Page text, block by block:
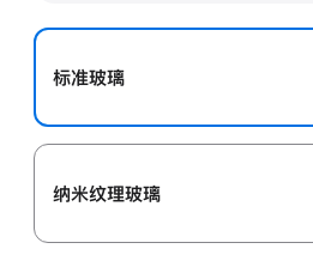
标准玻璃
纳米纹理玻璃